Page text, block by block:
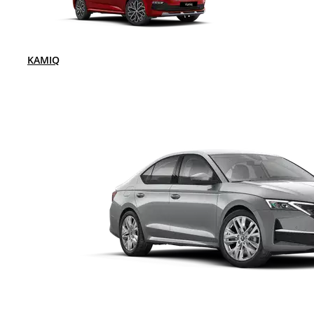
KAMIQ